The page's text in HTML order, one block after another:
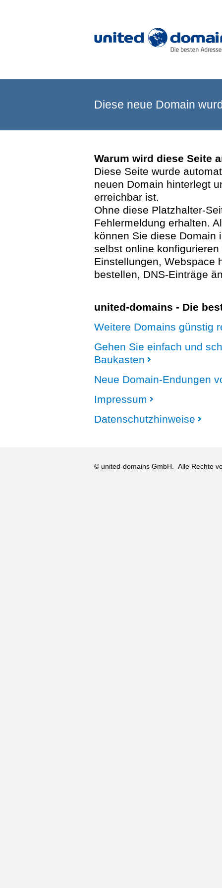
Diese neue Domain
Warum wird diese Seite
Diese Seite wurde
neuen Domain hinterlegt
erreichbar ist.
Ohne diese Platzhalter-
Fehlermeldung erhalten.
können Sie diese Domain
selbst online
Einstellungen, Webspace
bestellen, DNS-Einträge
united-domains - Die
Weitere Domains günstig
Gehen Sie einfach und
Baukasten
Neue Domain-Endungen
Impressum
Datenschutzhinweise
© united-domains GmbH. Alle Rechte